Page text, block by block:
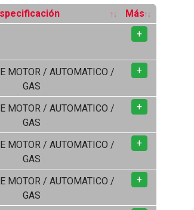
Más
+
MOTOR / AUTOMATICO /
GAS
+
MOTOR / AUTOMATICO /
GAS
+
MOTOR / AUTOMATICO /
GAS
+
MOTOR / AUTOMATICO /
GAS
+